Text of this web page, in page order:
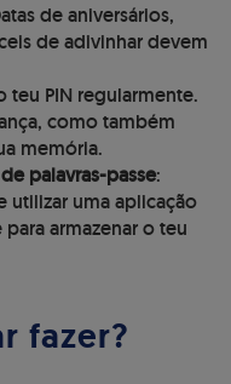
de aniversários,
de adivinhar devem
teu PIN regularmente.
como também
memória.
palavras-passe:
utilizar uma aplicação
armazenar o teu
fazer?